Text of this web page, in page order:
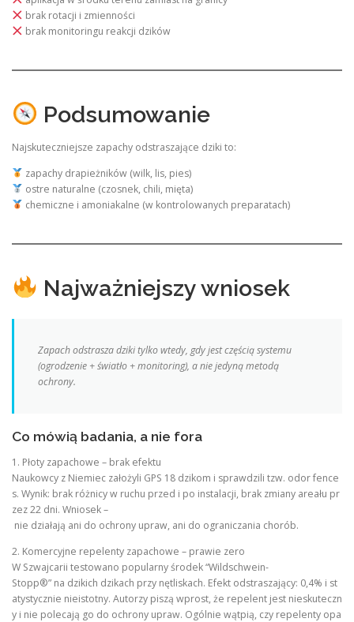
brak rotacji i zmienności
brak monitoringu reakcji dzików
Podsumowanie
Najskuteczniejsze zapachy odstraszające dziki to:
zapachy drapieżników (wilk, lis, pies)
ostre naturalne (czosnek, chili, mięta)
chemiczne i amoniakalne (w kontrolowanych preparatach)
Najważniejszy wniosek
Zapach odstrasza dziki tylko wtedy, gdy jest częścią systemu
(ogrodzenie + światło + monitoring), a nie jedyną metodą
ochrony.
Co mówią badania, a nie fora
1. Płoty zapachowe – brak efektu
Naukowcy z Niemiec założyli GPS 18 dzikom i sprawdzili tzw. odor fence
s. Wynik: brak różnicy w ruchu przed i po instalacji, brak zmiany areału pr
zez 22 dni. Wniosek –
nie działają ani do ochrony upraw, ani do ograniczania chorób.
2. Komercyjne repelenty zapachowe – prawie zero
W Szwajcarii testowano popularny środek “Wildschwein-
Stopp®” na dzikich dzikach przy nętliskach. Efekt odstraszający: 0,4% i st
atystycznie nieistotny. Autorzy piszą wprost, że repelent jest nieskuteczn
y i nie polecają go do ochrony upraw. Ogólnie wątpią, czy repelenty opa